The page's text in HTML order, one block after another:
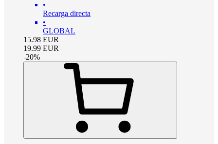
•
Recarga directa
•
GLOBAL
15.98 EUR
19.99 EUR
-20%